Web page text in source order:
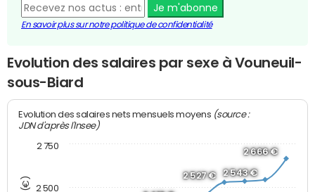
Je m'abonne
En savoir plus sur notre politique de confidentialité
Evolution des salaires par sexe à Vouneuil-
sous-Biard
Evolution des salaires nets mensuels moyens (source :
JDN d'après l'Insee)
2 527 € 2 543 €
2 666 €
2 500
2 750